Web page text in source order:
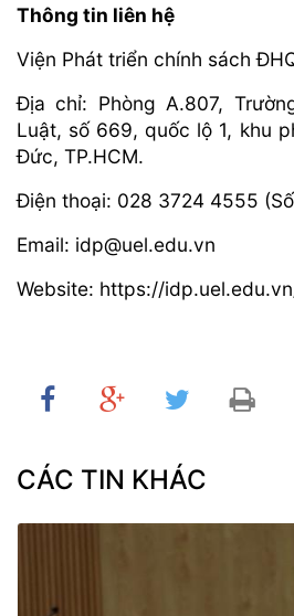
Thông tin liên hệ
Viện Phát triển chính sách
Địa chỉ: Phòng A.807,
Luật, số 669, quốc lộ 1, khu
Đức, TP.HCM.
Điện thoại: 028 3724 4555
Email: idp@uel.edu.vn
Website: https://
CÁC TIN KHÁC